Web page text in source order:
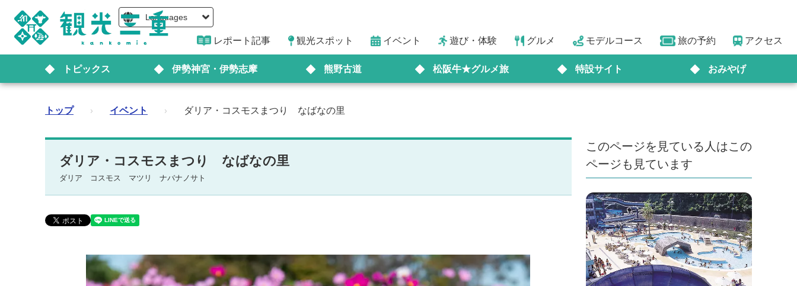
Languages
レポート記事 観光スポット イベント 遊び・体験 グルメ モデルコース 旅の予約 アクセス
トピックス 伊勢神宮・伊勢志摩 熊野古道 松阪牛★グルメ旅 特設サイト おみやげ
トップ › イベント › ダリア・コスモスまつり なばなの里
ダリア・コスモスまつり なばなの里
ダリア コスモス マツリ ナバナノサト
このページを見ている人はこの
ページも見ています